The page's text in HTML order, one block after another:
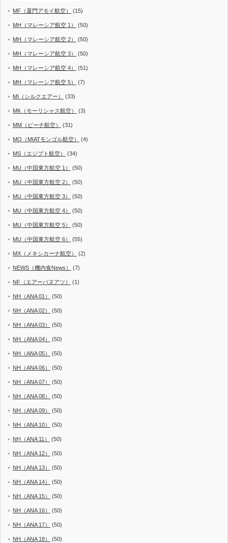
MF（厦門アモイ航空） (15)
MH（マレーシア航空 1） (50)
MH（マレーシア航空 2） (50)
MH（マレーシア航空 3） (50)
MH（マレーシア航空 4） (51)
MH（マレーシア航空 5） (7)
MI（シルクエアー） (33)
MK（モーリシャス航空） (3)
MM（ピーチ航空） (31)
MO（MIATモンゴル航空） (4)
MS（エジプト航空） (34)
MU（中国東方航空 1） (50)
MU（中国東方航空 2） (50)
MU（中国東方航空 3） (50)
MU（中国東方航空 4） (50)
MU（中国東方航空 5） (50)
MU（中国東方航空 6） (55)
MX（メキシカーナ航空） (2)
NEWS（機内食News） (7)
NF（エアーバヌアツ） (1)
NH（ANA 01） (50)
NH（ANA 02） (50)
NH（ANA 03） (50)
NH（ANA 04） (50)
NH（ANA 05） (50)
NH（ANA 06） (50)
NH（ANA 07） (50)
NH（ANA 08） (50)
NH（ANA 09） (50)
NH（ANA 10） (50)
NH（ANA 11） (50)
NH（ANA 12） (50)
NH（ANA 13） (50)
NH（ANA 14） (50)
NH（ANA 15） (50)
NH（ANA 16） (50)
NH（ANA 17） (50)
NH（ANA 18） (50)